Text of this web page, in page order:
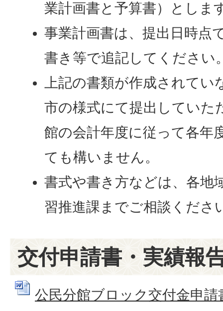
業計画書と予算書）としま
事業計画書は、提出日時点
書き等で追記してください
上記の書類が作成されて
市の様式にて提出していた
館の会計年度に従って各年
ても構いません。
書式や書き方などは、各地
習推進課までご相談くださ
交付申請書・実績報
公民分館ブロック交付金申